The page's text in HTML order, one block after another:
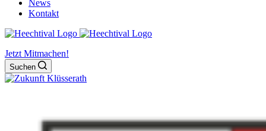
News
Kontakt
Jetzt Mitmachen!
Suchen